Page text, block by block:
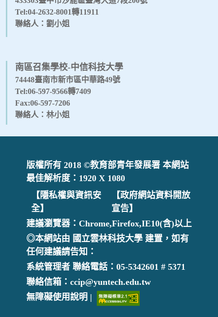
Tel:04-2632-8001轉11911
聯絡人：劉小姐
南區召集學校-中信科技大學
74448臺南市新市區中華路49號
Tel:06-597-9566轉7409
Fax:06-597-7206
聯絡人：林小姐
版權所有 2018 ©教育部青年發展署 本網站
最佳解析度：1920 X 1080
【隱私權與資訊安
全】
【政府網站資料開放
宣告】
建議瀏覽器：Chrome,Firefox,IE10(含)以上
◎本網站由 國立雲林科技大學 建置，如有
任何建議請告知：
系統管理者 聯絡電話：05-5342601 # 5371
聯絡信箱：ccip@yuntech.edu.tw
無障礙使用說明 |